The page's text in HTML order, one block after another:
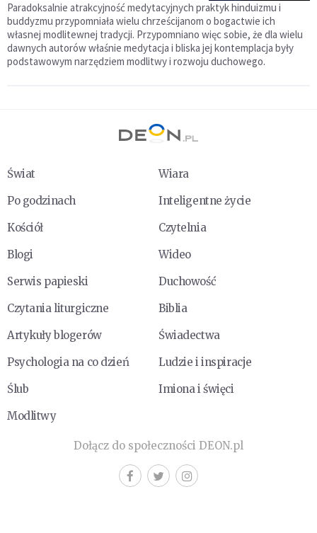
Paradoksalnie atrakcyjność medytacyjnych praktyk hinduizmu i
buddyzmu przypomniała wielu chrześcijanom o bogactwie ich
własnej modlitewnej tradycji. Przypomniano więc sobie, że dla wielu
dawnych autorów właśnie medytacja i bliska jej kontemplacja były
podstawowym narzędziem modlitwy i rozwoju duchowego.
Świat
Wiara
Po godzinach
Inteligentne życie
Kościół
Czytelnia
Blogi
Wideo
Serwis papieski
Duchowość
Czytania liturgiczne
Biblia
Artykuły blogerów
Świadectwa
Psychologia na co dzień
Ludzie i inspiracje
Ślub
Imiona i święci
Modlitwy
Dołącz do społeczności DEON.pl